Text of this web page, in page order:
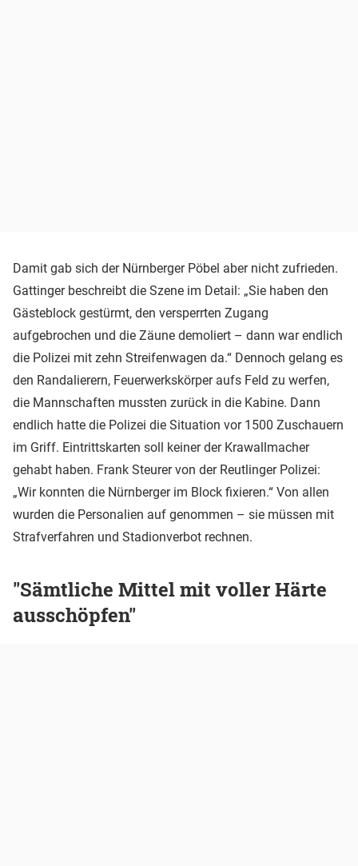
Damit gab sich der Nürnberger Pöbel aber nicht zufrieden.
Gattinger beschreibt die Szene im Detail: „Sie haben den
Gästeblock gestürmt, den versperrten Zugang
aufgebrochen und die Zäune demoliert – dann war endlich
die Polizei mit zehn Streifenwagen da.“ Dennoch gelang es
den Randalierern, Feuerwerkskörper aufs Feld zu werfen,
die Mannschaften mussten zurück in die Kabine. Dann
endlich hatte die Polizei die Situation vor 1500 Zuschauern
im Griff. Eintrittskarten soll keiner der Krawallmacher
gehabt haben. Frank Steurer von der Reutlinger Polizei:
„Wir konnten die Nürnberger im Block fixieren.“ Von allen
wurden die Personalien auf genommen – sie müssen mit
Strafverfahren und Stadionverbot rechnen.
"Sämtliche Mittel mit voller Härte
ausschöpfen"